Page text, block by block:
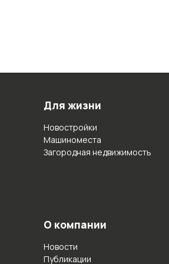
Для жизни
Новостройки
Машиноместа
Загородная недвижимость
О компании
Новости
Публикации